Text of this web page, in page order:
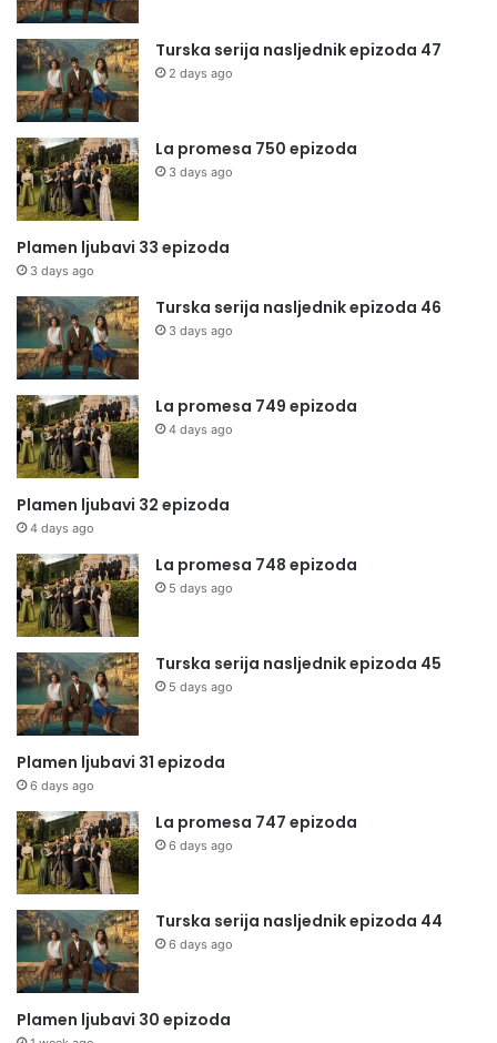
Turska serija nasljednik epizoda 47
2 days ago
La promesa 750 epizoda
3 days ago
Plamen ljubavi 33 epizoda
3 days ago
Turska serija nasljednik epizoda 46
3 days ago
La promesa 749 epizoda
4 days ago
Plamen ljubavi 32 epizoda
4 days ago
La promesa 748 epizoda
5 days ago
Turska serija nasljednik epizoda 45
5 days ago
Plamen ljubavi 31 epizoda
6 days ago
La promesa 747 epizoda
6 days ago
Turska serija nasljednik epizoda 44
6 days ago
Plamen ljubavi 30 epizoda